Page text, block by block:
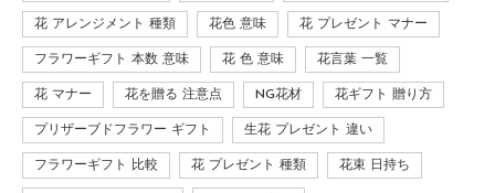
花 アレンジメント 種類 花色 意味 花 プレゼント マナー
フラワーギフト 本数 意味 花 色 意味 花言葉 一覧
花 マナー 花を贈る 注意点 NG花材 花ギフト 贈り方
プリザーブドフラワー ギフト 生花 プレゼント 違い
フラワーギフト 比較 花 プレゼント 種類 花束 日持ち